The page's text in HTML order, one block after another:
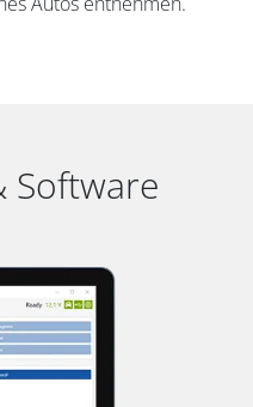
Software